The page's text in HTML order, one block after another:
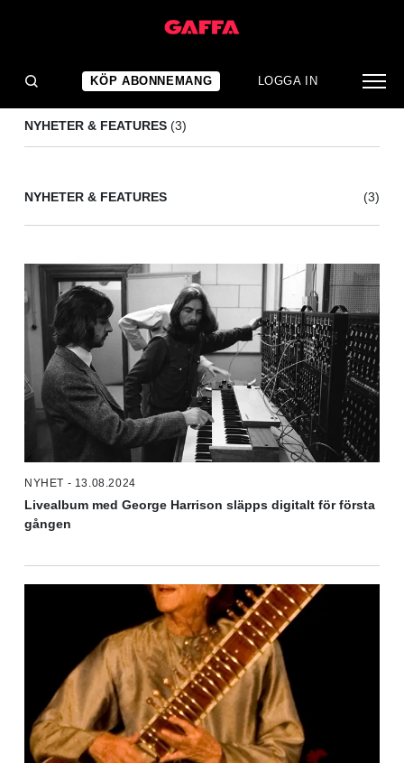
KÖP ABONNEMANG LOGGA IN
NYHETER & FEATURES (3)
NYHETER & FEATURES (3)
NYHET - 13.08.2024
Livealbum med George Harrison släpps digitalt för första
gången